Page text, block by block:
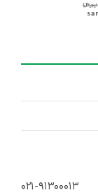
۰۲۱-۹۱۳۰۰۰۱۳